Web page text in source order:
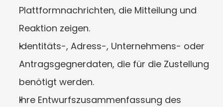
Plattformnachrichten, die Mitteilung und
Reaktion zeigen.
Identitäts-, Adress-, Unternehmens- oder
Antragsgegnerdaten, die für die Zustellung
benötigt werden.
Ihre Entwurfszusammenfassung des